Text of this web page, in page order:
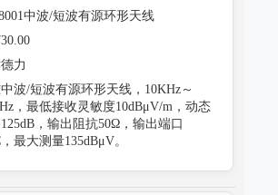
中波/短波有源环形天线
力
波/短波有源环形天线，10KHz～
，最低接收灵敏度10dBμV/m，动态
，输出阻抗50Ω，输出端口
最大测量135dBμV。